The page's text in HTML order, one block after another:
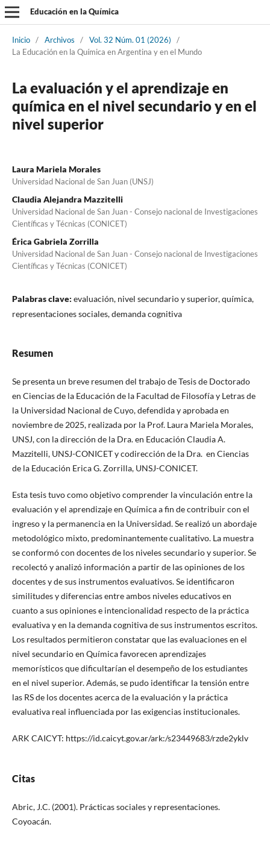
Educación en la Química
Inicio / Archivos / Vol. 32 Núm. 01 (2026)
/
La Educación en la Química en Argentina y en el Mundo
La evaluación y el aprendizaje en
química en el nivel secundario y en el
nivel superior
Laura Mariela Morales
Universidad Nacional de San Juan (UNSJ)
Claudia Alejandra Mazzitelli
Universidad Nacional de San Juan - Consejo nacional de Investigaciones
Científicas y Técnicas (CONICET)
Érica Gabriela Zorrilla
Universidad Nacional de San Juan - Consejo nacional de Investigaciones
Científicas y Técnicas (CONICET)
Palabras clave: evaluación, nivel secundario y superior, química,
representaciones sociales, demanda cognitiva
Resumen
Se presenta un breve resumen del trabajo de Tesis de Doctorado
en Ciencias de la Educación de la Facultad de Filosofía y Letras de
la Universidad Nacional de Cuyo, defendida y aprobada en
noviembre de 2025, realizada por la Prof. Laura Mariela Morales,
UNSJ, con la dirección de la Dra. en Educación Claudia A.
Mazzitelli, UNSJ-CONICET y codirección de la Dra. en Ciencias
de la Educación Erica G. Zorrilla, UNSJ-CONICET.
Esta tesis tuvo como objetivo comprender la vinculación entre la
evaluación y el aprendizaje en Química a fin de contribuir con el
ingreso y la permanencia en la Universidad. Se realizó un abordaje
metodológico mixto, predominantemente cualitativo. La muestra
se conformó con docentes de los niveles secundario y superior. Se
recolectó y analizó información a partir de las opiniones de los
docentes y de sus instrumentos evaluativos. Se identificaron
similitudes y diferencias entre ambos niveles educativos en
cuanto a sus opiniones e intencionalidad respecto de la práctica
evaluativa y en la demanda cognitiva de sus instrumentos escritos.
Los resultados permitieron constatar que las evaluaciones en el
nivel secundario en Química favorecen aprendizajes
memorísticos que dificultarían el desempeño de los estudiantes
en el nivel superior. Además, se pudo identificar la tensión entre
las RS de los docentes acerca de la evaluación y la práctica
evaluativa real influenciada por las exigencias institucionales.
ARK CAICYT: https://id.caicyt.gov.ar/ark:/s23449683/rzde2yklv
Citas
Abric, J.C. (2001). Prácticas sociales y representaciones.
Coyoacán.